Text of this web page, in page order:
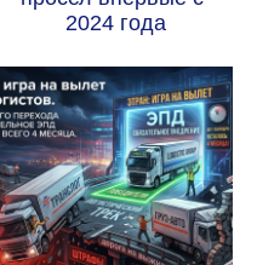
2024 года